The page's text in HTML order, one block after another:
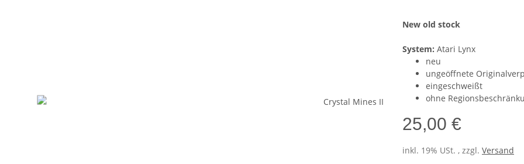
New old stock
System: Atari Lynx
neu
ungeöffnete
eingeschweißt
ohne
25,00 €
inkl. 19% USt. , zzgl. Versand